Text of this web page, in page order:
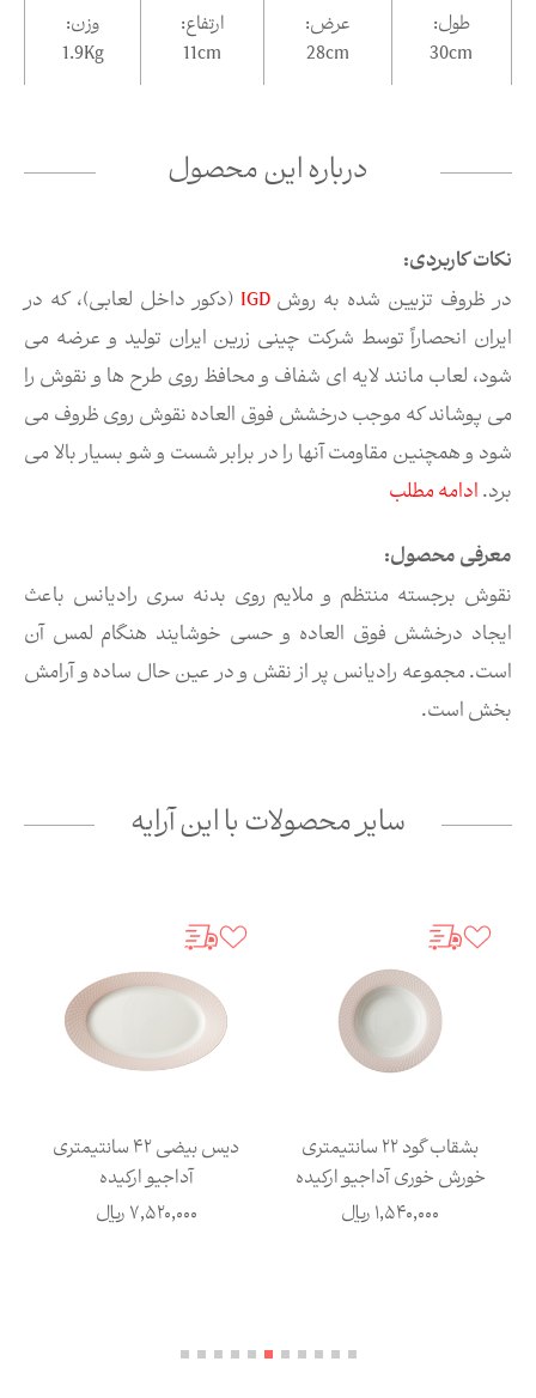
درباره این محصول
نکات کاربردی:
در ظروف تزیین شده به روشIGD (دکور داخل لعابی)، که در
ایران انحصاراً توسط شرکت چینی زرین ایران تولید و عرضه می
شود، لعاب مانند لایه ای شفاف و محافظ روی طرح ها و نقوش را
می پوشاند که موجب درخشش فوق العاده نقوش روی ظروف می
شود و همچنین مقاومت آنها را در برابر شست و شو بسیار بالا می
برد.ادامه مطلب
معرفی محصول:
نقوش برجسته منتظم و ملایم روی بدنه سری رادیانس باعث
ایجاد درخشش فوق العاده و حسی خوشایند هنگام لمس آن
است. مجموعه رادیانس پر از نقش و در عین حال ساده و آرامش
بخش است.
طول:
30cm
عرض:
28cm
ارتفاع:
11cm
وزن:
1.9Kg
سایر محصولات با این آرایه
بشقاب گود 22 سانتیمتری
خورش خوری آداجیو ارکیده
1,540,000ریال
دیس بیضی 42 سانتیمتری
آداجیو ارکیده
7,520,000ریال